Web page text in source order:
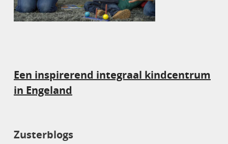
Een inspirerend integraal kindcentrum
in Engeland
Zusterblogs